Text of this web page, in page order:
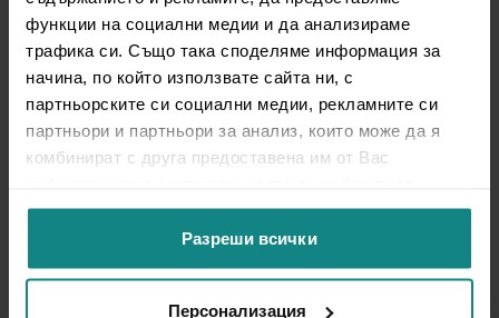
функции на социални медии и да анализираме
трафика си. Също така споделяме информация за
начина, по който използвате сайта ни, с
партньорските си социални медии, рекламните си
партньори и партньори за анализ, които може да я
комбинират с друга предоставена им от Вас
ползването от Ваша страна на услугите им.
Разреши всички
Персонализация